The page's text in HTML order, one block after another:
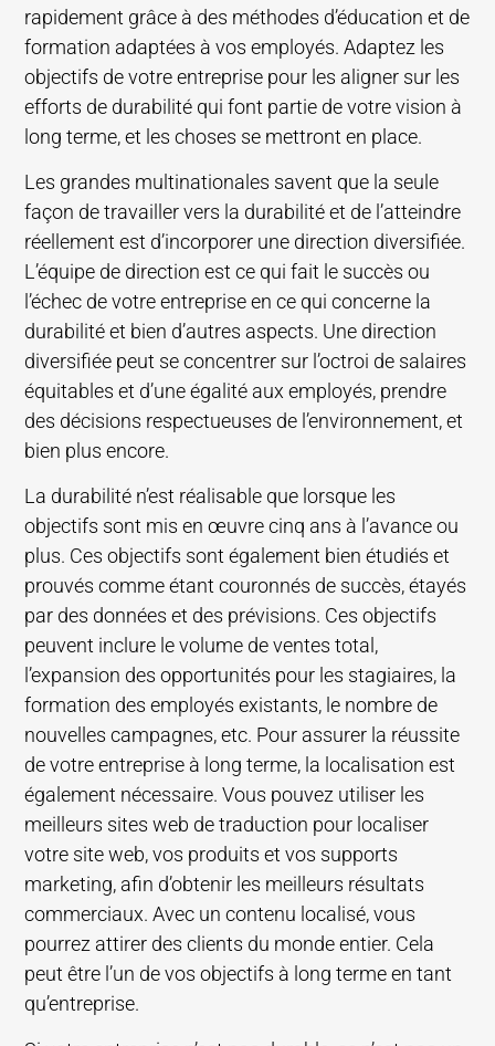
rapidement grâce à des méthodes d’éducation et de
formation adaptées à vos employés. Adaptez les
objectifs de votre entreprise pour les aligner sur les
efforts de durabilité qui font partie de votre vision à
long terme, et les choses se mettront en place.
Les grandes multinationales savent que la seule
façon de travailler vers la durabilité et de l’atteindre
réellement est d’incorporer une direction diversifiée.
L’équipe de direction est ce qui fait le succès ou
l’échec de votre entreprise en ce qui concerne la
durabilité et bien d’autres aspects. Une direction
diversifiée peut se concentrer sur l’octroi de salaires
équitables et d’une égalité aux employés, prendre
des décisions respectueuses de l’environnement, et
bien plus encore.
La durabilité n’est réalisable que lorsque les
objectifs sont mis en œuvre cinq ans à l’avance ou
plus. Ces objectifs sont également bien étudiés et
prouvés comme étant couronnés de succès, étayés
par des données et des prévisions. Ces objectifs
peuvent inclure le volume de ventes total,
l’expansion des opportunités pour les stagiaires, la
formation des employés existants, le nombre de
nouvelles campagnes, etc. Pour assurer la réussite
de votre entreprise à long terme, la localisation est
également nécessaire. Vous pouvez utiliser les
meilleurs sites web de traduction pour localiser
votre site web, vos produits et vos supports
marketing, afin d’obtenir les meilleurs résultats
commerciaux. Avec un contenu localisé, vous
pourrez attirer des clients du monde entier. Cela
peut être l’un de vos objectifs à long terme en tant
qu’entreprise.